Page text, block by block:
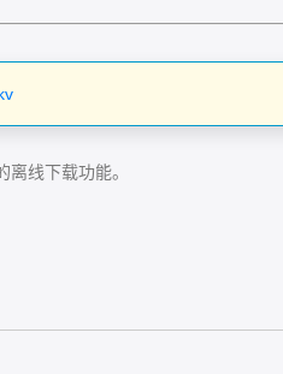
线下载功能。